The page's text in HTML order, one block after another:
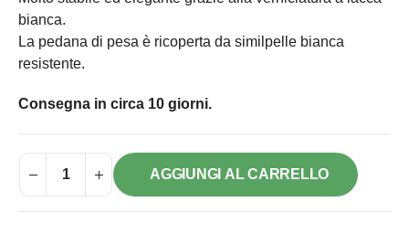
bianca.
La pedana di pesa è ricoperta da similpelle bianca
resistente.
Consegna in circa 10 giorni.
AGGIUNGI AL CARRELLO